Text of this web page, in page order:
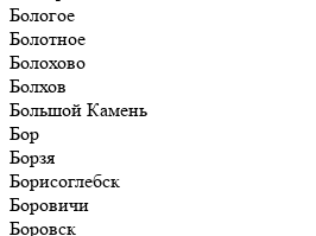
Бологое
Болотное
Болохово
Болхов
Большой Камень
Бор
Борзя
Борисоглебск
Боровичи
Боровск